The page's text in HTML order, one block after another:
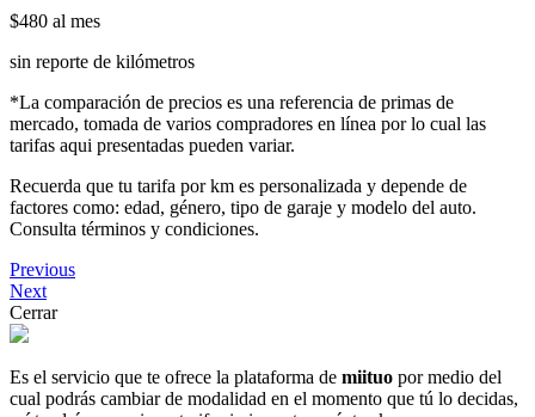
$480 al mes
sin reporte de kilómetros
*La comparación de precios es una referencia de primas de
mercado, tomada de varios compradores en línea por lo cual las
tarifas aqui presentadas pueden variar.
Recuerda que tu tarifa por km es personalizada y depende de
factores como: edad, género, tipo de garaje y modelo del auto.
Consulta términos y condiciones.
Previous
Next
Cerrar
Es el servicio que te ofrece la plataforma de miituo por medio del
cual podrás cambiar de modalidad en el momento que tú lo decidas,